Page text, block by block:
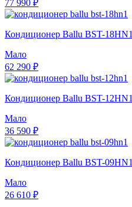
77 990 ₽
Кондиционер Ballu BST-18HN1
Мало
62 290 ₽
Кондиционер Ballu BST-12HN1
Мало
36 590 ₽
Кондиционер Ballu BST-09HN1
Мало
26 610 ₽